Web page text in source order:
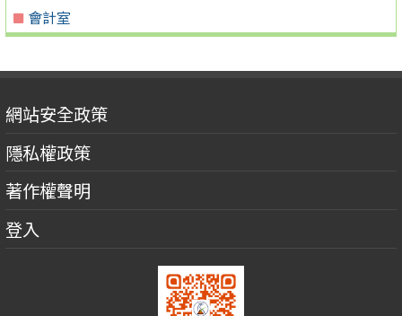
會計室
網站安全政策
隱私權政策
著作權聲明
登入